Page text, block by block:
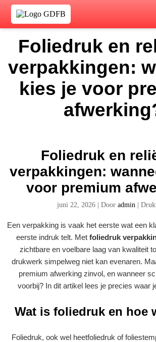
Foliedruk en
verpakkingen:
kies je voor
Foliedruk en
verpakkingen:
voor premium
juni 22, 2026| Door admin|
Een verpakking is vaak het eerste wat een
eerste indruk telt. Met foliedruk
zichtbare en voelbare laag van kwaliteit
drukwerk simpelweg niet kan evenaren.
premium afwerking zinvol, en wanneer
voorbij? In dit artikel lees je precies waar
Wat is foliedruk en hoe
Foliedruk, ook wel heetfoliedruk of